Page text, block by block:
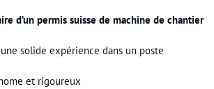
d’un permis suisse de machine de chantier
solide expérience dans un poste
et rigoureux